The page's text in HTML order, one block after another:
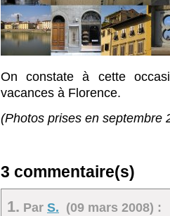
On constate à cette
vacances à Florence.
(Photos prises en septembre
3 commentaire(s)
1. Par S. (09 mars 2008) :